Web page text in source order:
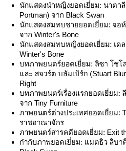
นักแสดงนำหญิงยอดเยี่ยม: นาตา
Portman) จาก Black Swan
นักแสดงสมทบชายยอดเยี่ยม: จอ
จาก Winter's Bone
นักแสดงสมทบหญิงยอดเยี่ยม: เดล
Winter's Bone
บทภาพยนตร์ยอดเยี่ยม: ลิซา โชโ
และ สจวร์ต บลัมเบิร์ก (Stuart
Right
บทภาพยนตร์เรื่องแรกยอดเยี่ยม:
จาก Tiny Furniture
ภาพยนตร์ต่างประเทศยอดเยี่ยม:
ราชอาณาจักร
ภาพยนตร์สารคดียอดเยี่ยม: Exit
กำกับภาพยอดเยี่ยม: แมตธิว ลิบา